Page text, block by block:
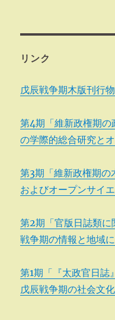
リンク
戊辰戦争期木版刊行
第4期「維新政権期
の学際的総合研究と
第3期「維新政権期
およびオープンサイ
第2期「官版日誌類
戦争期の情報と地域
第1期「『太政官日誌
戊辰戦争期の社会文